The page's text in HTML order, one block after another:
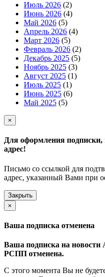
Июль 2026 (2)
Июнь 2026 (4)
Май 2026 (5)
Апрель 2026 (4)
Март 2026 (5)
Февраль 2026 (2)
Декабрь 2025 (5)
Ноябрь 2025 (3)
Август 2025 (1)
Июль 2025 (1)
Июнь 2025 (6)
Май 2025 (5)
×
Для оформления подписки,
адрес!
Письмо со ссылкой для
адрес, указанный Вами при
Закрыть
×
Ваша подписка отменена
Ваша подписка на новости
РСПП отменена.
С этого момента Вы не